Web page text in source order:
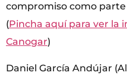
compromiso como
(Pincha aquí para ver la
Canogar)
Daniel García Andújar